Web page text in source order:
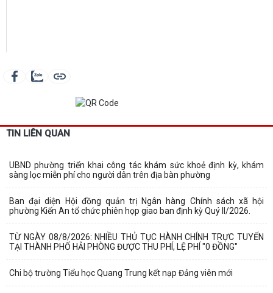
TIN LIÊN QUAN
UBND phường triển khai công tác khám sức khoẻ định kỳ, khám
sàng lọc miễn phí cho người dân trên địa bàn phường
Ban đại diện Hội đồng quản trị Ngân hàng Chính sách xã hội
phường Kiến An tổ chức phiên họp giao ban định kỳ Quý II/2026.
TỪ NGÀY 08/8/2026: NHIỀU THỦ TỤC HÀNH CHÍNH TRỰC TUYẾN
TẠI THÀNH PHỐ HẢI PHÒNG ĐƯỢC THU PHÍ, LỆ PHÍ "0 ĐỒNG"
Chi bộ trường Tiểu học Quang Trung kết nạp Đảng viên mới